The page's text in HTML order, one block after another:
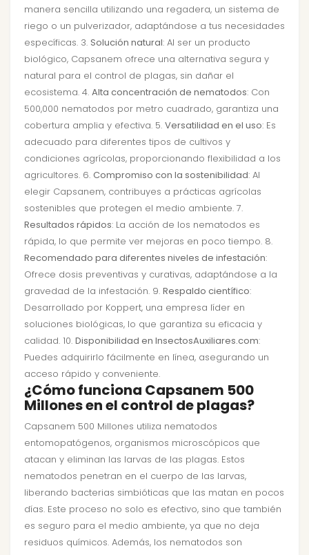
manera sencilla utilizando una regadera, un sistema de
riego o un pulverizador, adaptándose a tus necesidades
específicas. 3. Solución natural: Al ser un producto
biológico, Capsanem ofrece una alternativa segura y
natural para el control de plagas, sin dañar el
ecosistema. 4. Alta concentración de nematodos: Con
500,000 nematodos por metro cuadrado, garantiza una
cobertura amplia y efectiva. 5. Versatilidad en el uso: Es
adecuado para diferentes tipos de cultivos y
condiciones agrícolas, proporcionando flexibilidad a los
agricultores. 6. Compromiso con la sostenibilidad: Al
elegir Capsanem, contribuyes a prácticas agrícolas
sostenibles que protegen el medio ambiente. 7.
Resultados rápidos: La acción de los nematodos es
rápida, lo que permite ver mejoras en poco tiempo. 8.
Recomendado para diferentes niveles de infestación:
Ofrece dosis preventivas y curativas, adaptándose a la
gravedad de la infestación. 9. Respaldo científico:
Desarrollado por Koppert, una empresa líder en
soluciones biológicas, lo que garantiza su eficacia y
calidad. 10. Disponibilidad en InsectosAuxiliares.com:
Puedes adquirirlo fácilmente en línea, asegurando un
acceso rápido y conveniente.
¿Cómo funciona Capsanem 500
Millones en el control de plagas?
Capsanem 500 Millones utiliza nematodos
entomopatógenos, organismos microscópicos que
atacan y eliminan las larvas de las plagas. Estos
nematodos penetran en el cuerpo de las larvas,
liberando bacterias simbióticas que las matan en pocos
días. Este proceso no solo es efectivo, sino que también
es seguro para el medio ambiente, ya que no deja
residuos químicos. Además, los nematodos son